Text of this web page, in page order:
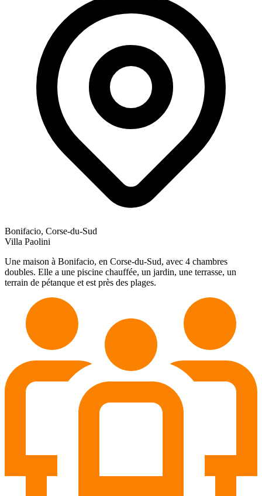
Bonifacio, Corse-du-Sud
Villa Paolini
Une maison à Bonifacio, en Corse-du-Sud, avec 4 chambres
doubles. Elle a une piscine chauffée, un jardin, une terrasse, un
terrain de pétanque et est près des plages.